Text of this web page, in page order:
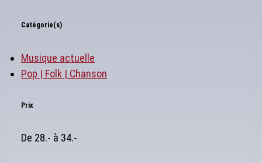
Catégorie(s)
Musique actuelle
Pop | Folk | Chanson
Prix
De 28.- à 34.-